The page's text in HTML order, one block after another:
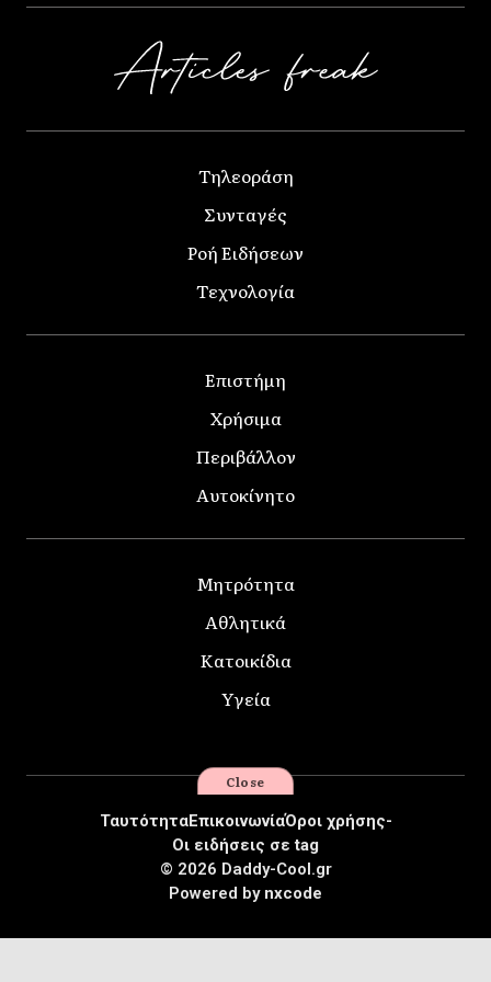
Τηλεοράση
Συνταγές
Ροή Ειδήσεων
Τεχνολογία
Επιστήμη
Χρήσιμα
Περιβάλλον
Αυτοκίνητο
Μητρότητα
Αθλητικά
Κατοικίδια
Υγεία
© 2026 Daddy-Cool.gr
ΤαυτότηταΕπικοινωνίαΌροι χρήσης-
Οι ειδήσεις σε tag
Powered by nxcode
Close